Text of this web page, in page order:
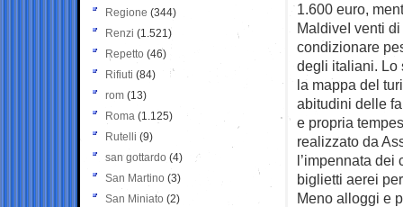
1.600 euro,
MaldiveI venti
condizionare
degli italiani. Lo
la mappa del
abitudini delle
e propria
realizzato da
l’impennata
biglietti aerei
Meno alloggi e
Regione (344)
Renzi (1.521)
Repetto (46)
Rifiuti (84)
rom (13)
Roma (1.125)
Rutelli (9)
san gottardo (4)
San Martino (3)
San Miniato (2)